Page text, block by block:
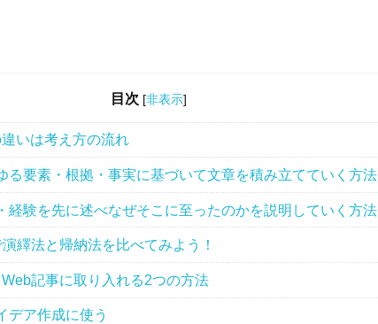
目次 [非表示]
いは考え方の流れ
る要素・根拠・事実に基づいて文章を積み立てていく方法
経験を先に述べなぜそこに至ったのかを説明していく方法
繹法と帰納法を比べてみよう！
記事に取り入れる2つの方法
デア作成に使う